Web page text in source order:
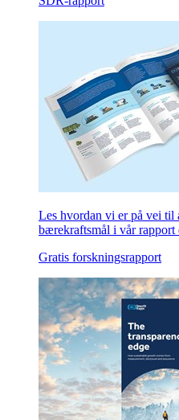
Les hvordan vi er på vei til
bærekraftsmål i vår
Gratis forskningsrapport